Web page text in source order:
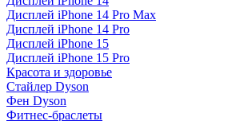
Дисплей iPhone 14 Pro Max
Дисплей iPhone 14 Pro
Дисплей iPhone 15
Дисплей iPhone 15 Pro
Красота и здоровье
Стайлер Dyson
Фен Dyson
Фитнес-браслеты